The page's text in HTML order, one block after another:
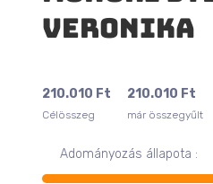
Veronika
210.010 Ft
Célösszeg
210.010 Ft
már összegyűlt
Adományozás állapota :